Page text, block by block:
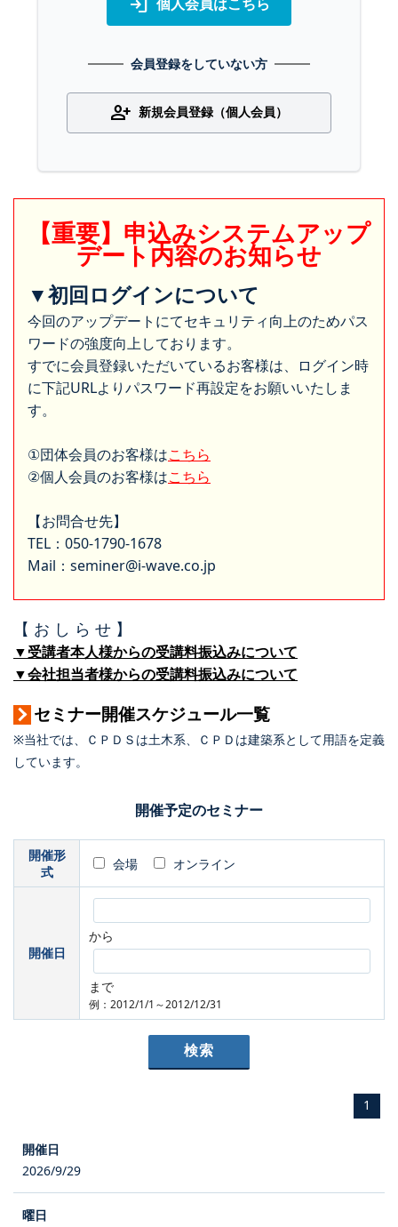
会員登録をしていない方
person_add 新規会員登録（個人会員）
【重要】申込みシステムアップ
デート内容のお知らせ
▼初回ログインについて
今回のアップデートにてセキュリティ向上のためパス
ワードの強度向上しております。
すでに会員登録いただいているお客様は、ログイン時
に下記URLよりパスワード再設定をお願いいたしま
す。
①団体会員のお客様はこちら
②個人会員のお客様はこちら
【お問合せ先】
TEL：050-1790-1678
Mail：seminer@i-wave.co.jp
【 お し ら せ 】
▼受講者本人様からの受講料振込みについて
▼会社担当者様からの受講料振込みについて
セミナー開催スケジュール一覧
※当社では、ＣＰＤＳは土木系、ＣＰＤは建築系として用語を定義
しています。
開催予定のセミナー
開催形
式
会場 オンライン
開催日
から
まで
例：2012/1/1～2012/12/31
1
2026/9/29